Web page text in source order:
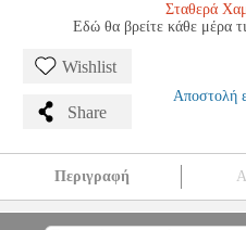
Σταθερά
Εδώ θα βρείτε κάθε μέρα
Wishlist
Share
Αποστολή
Περιγραφή